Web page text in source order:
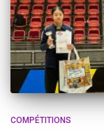
COMPÉTITIONS